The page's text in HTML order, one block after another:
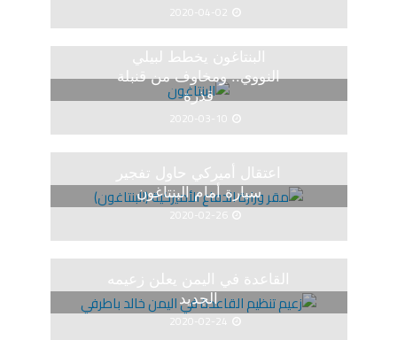
2020-04-02
البنتاغون يخطط لبيلي
النووي.. ومخاوف من قنبلة
قذرة
2020-03-10
اعتقال أميركي حاول تفجير
سيارة أمام البنتاغون
2020-02-26
القاعدة في اليمن يعلن زعيمه
الجديد
2020-02-24